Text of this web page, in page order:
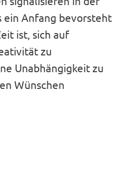
ein Anfang bevorsteht
ist, sich auf
zu
Unabhängigkeit zu
Wünschen